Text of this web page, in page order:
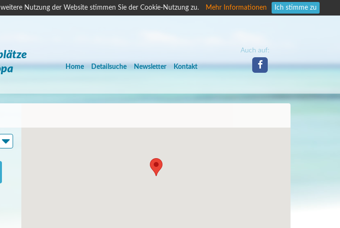
Nutzung der Website stimmen Sie der Cookie-Nutzung zu. Mehr Informationen Ich stimme zu
Home Detailsuche Newsletter Kontakt
Auch auf: